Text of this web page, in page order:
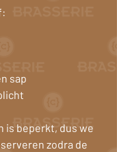
sap
is beperkt, dus we
zodra de